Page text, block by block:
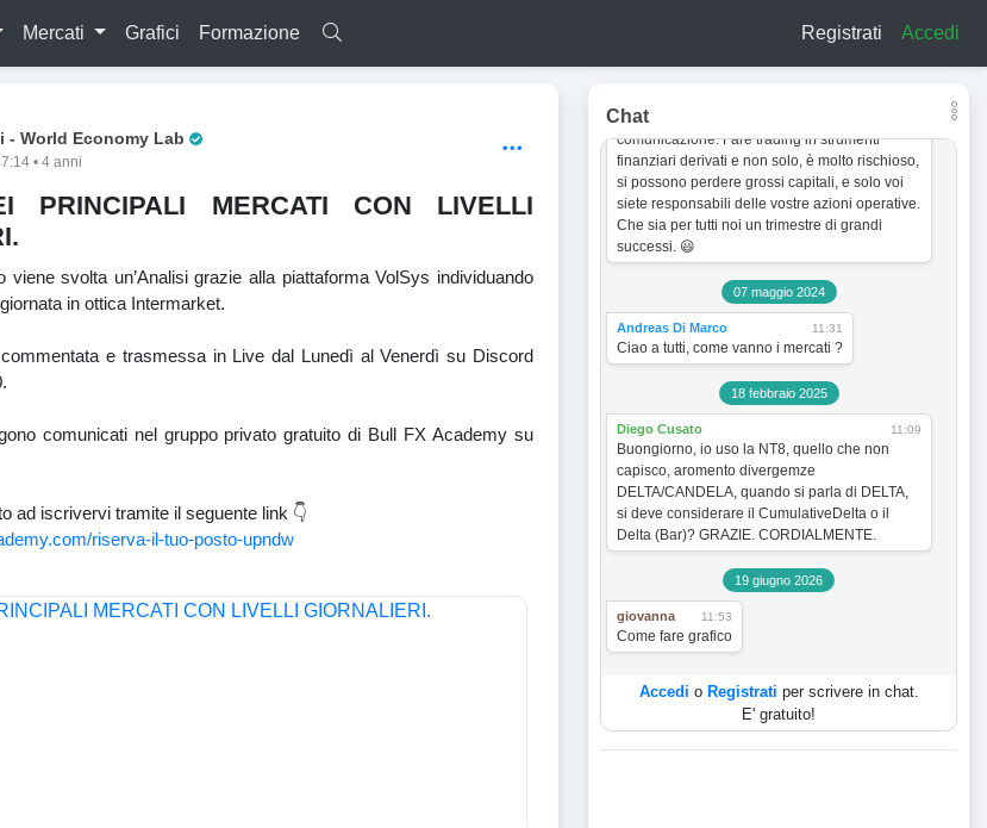
Mercati Grafici Formazione Registrati Accedi
- World Economy Lab
• 4 anni
PRINCIPALI MERCATI CON LIVELLI
viene svolta un’Analisi grazie alla piattaforma VolSys individuando
in ottica Intermarket.
e trasmessa in Live dal Lunedì al Venerdì su Discord
comunicati nel gruppo privato gratuito di Bull FX Academy su
ad iscrivervi tramite il seguente link 👇
riserva-il-tuo-posto-upndw
Chat
In quanto tale non vogliono incentivare in
cambiamento senza obbligo di preventiva
comunicazione. Fare trading in strumenti
finanziari derivati e non solo, è molto rischioso,
si possono perdere grossi capitali, e solo voi
siete responsabili delle vostre azioni operative.
Che sia per tutti noi un trimestre di grandi
successi. 😃
07 maggio 2024
Andreas Di Marco 11:31
Ciao a tutti, come vanno i mercati ?
18 febbraio 2025
Diego Cusato 11:09
Buongiorno, io uso la NT8, quello che non
capisco, aromento divergemze
DELTA/CANDELA, quando si parla di DELTA,
si deve considerare il CumulativeDelta o il
Delta (Bar)? GRAZIE. CORDIALMENTE.
19 giugno 2026
giovanna 11:53
Come fare grafico
Accedi o Registrati per scrivere in chat.
E' gratuito!